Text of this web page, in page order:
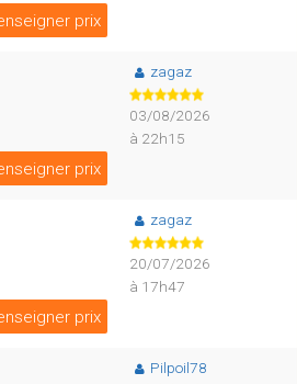
prix
prix
zagaz
03/08/2026
à 22h15
prix
zagaz
20/07/2026
à 17h47
Pilpoil78